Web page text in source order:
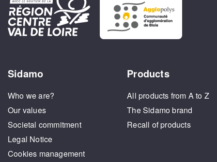
Sidamo
Who we are?
Our values
Societal commitment
Legal Notice
Cookies management
Products
All products from A to Z
The Sidamo brand
Recall of products